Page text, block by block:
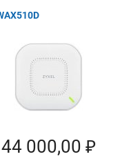
44 000,00 ₽